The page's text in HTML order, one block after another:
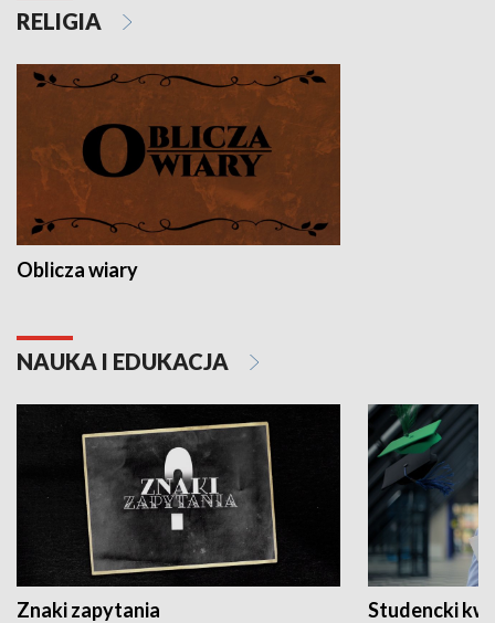
RELIGIA
Oblicza wiary
NAUKA I EDUKACJA
Znaki zapytania Studencki